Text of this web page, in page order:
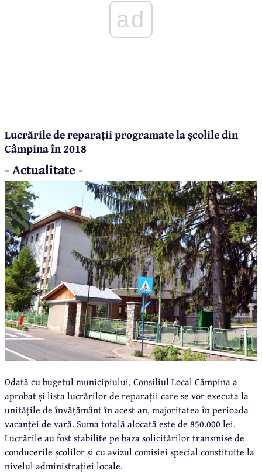
ad
Lucrările de reparații programate la școlile din
Câmpina în 2018
- Actualitate -
Odată cu bugetul municipiului, Consiliul Local Câmpina a
aprobat și lista lucrărilor de reparații care se vor executa la
unitățile de învățământ în acest an, majoritatea în perioada
vacanței de vară. Suma totală alocată este de 850.000 lei.
Lucrările au fost stabilite pe baza solicitărilor transmise de
conducerile școlilor și cu avizul comisiei special constituite la
nivelul administrației locale.